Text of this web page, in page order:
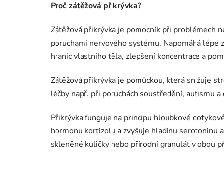
Proč zátěžová přikrývka?
Zátěžová přikrývka je pomocník při problémech
poruchami nervového systému. Napomáhá lépe
hranic vlastního těla, zlepšení koncentrace a
Zátěžová přikrývka je pomůckou, která snižuje
léčby např. při poruchách soustředění, autismu
Přikrývka funguje na principu hloubkové
hormonu kortizolu a zvyšuje hladinu serotoninu
skleněné kuličky nebo přírodní granulát v obou